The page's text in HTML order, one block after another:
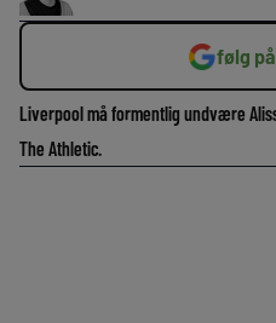
følg
Liverpool må formentlig undvære
The Athletic.